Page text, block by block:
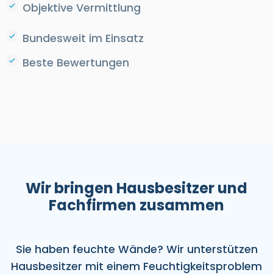
Objektive Vermittlung
Bundesweit im Einsatz
Beste Bewertungen
Wir bringen Hausbesitzer und
Fachfirmen zusammen
Sie haben feuchte Wände? Wir unterstützen
Hausbesitzer mit einem Feuchtigkeitsproblem